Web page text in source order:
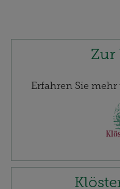
Zur
Erfahren Sie